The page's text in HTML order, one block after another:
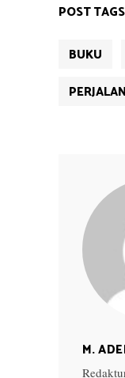
POST
BUKU
M.